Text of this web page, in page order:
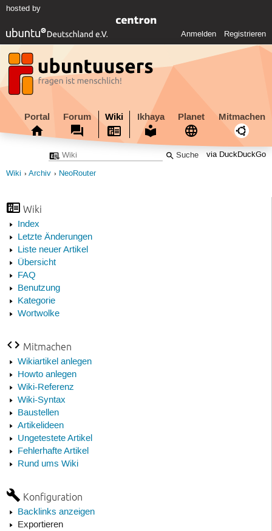
hosted by
Anmelden Registrieren
Portal Forum Wiki Ikhaya Planet Mitmachen
via DuckDuckGo
Wiki Archiv NeoRouter
Wiki
Index
Letzte Änderungen
Liste neuer Artikel
Übersicht
FAQ
Benutzung
Kategorie
Wortwolke
Mitmachen
Wikiartikel anlegen
Howto anlegen
Wiki-Referenz
Wiki-Syntax
Baustellen
Artikelideen
Ungetestete Artikel
Fehlerhafte Artikel
Rund ums Wiki
Konfiguration
Backlinks anzeigen
Exportieren